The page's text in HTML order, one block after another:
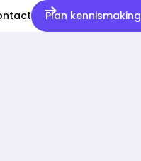
Plan kennismaking